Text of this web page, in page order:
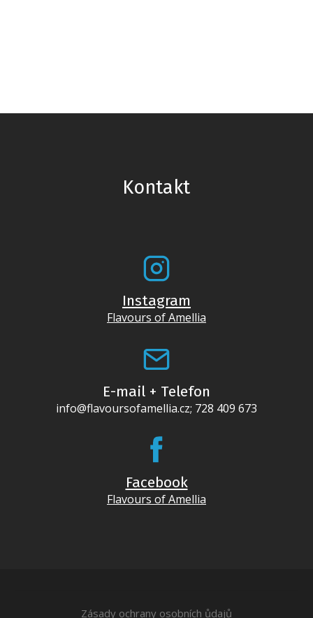
Kontakt
Instagram
Flavours of Amellia
E-mail + Telefon
info@flavoursofamellia.cz; 728 409 673
Facebook
Flavours of Amellia
Zásady ochrany osobních ůdajů